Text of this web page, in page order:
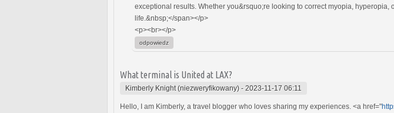
exceptional results. Whether you&rsquo;re looking to correct myopia,
life.&nbsp;</span></p>
<p><br></p>
odpowiedz
What terminal is United at LAX?
Kimberly Knight (niezweryfikowany) - 2023-11-17 06:11
Hello, I am Kimberly, a travel blogger who loves sharing my experiences. <a href="